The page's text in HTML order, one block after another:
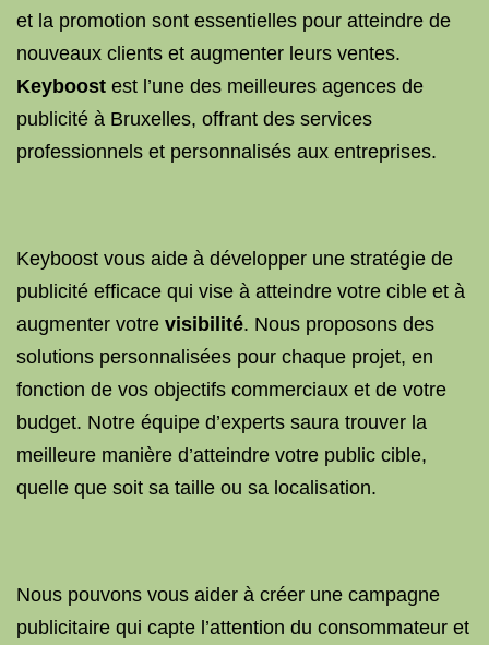
et la promotion sont essentielles pour atteindre de
nouveaux clients et augmenter leurs ventes.
Keyboost est l’une des meilleures agences de
publicité à Bruxelles, offrant des services
professionnels et personnalisés aux entreprises.
Keyboost vous aide à développer une stratégie de
publicité efficace qui vise à atteindre votre cible et à
augmenter votre visibilité. Nous proposons des
solutions personnalisées pour chaque projet, en
fonction de vos objectifs commerciaux et de votre
budget. Notre équipe d’experts saura trouver la
meilleure manière d’atteindre votre public cible,
quelle que soit sa taille ou sa localisation.
Nous pouvons vous aider à créer une campagne
publicitaire qui capte l’attention du consommateur et